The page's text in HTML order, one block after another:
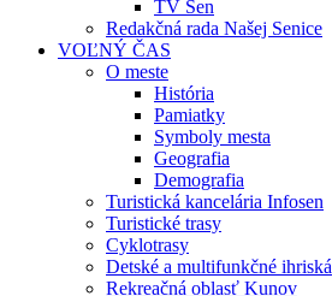
TV Sen
Redakčná rada Našej Senice
VOĽNÝ ČAS
O meste
História
Pamiatky
Symboly mesta
Geografia
Demografia
Turistická kancelária Infosen
Turistické trasy
Cyklotrasy
Detské a multifunkčné ihriská
Rekreačná oblasť Kunov